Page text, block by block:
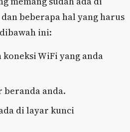
beberapa hal yang harus
ini:
WiFi yang anda
beranda anda.
di layar kunci